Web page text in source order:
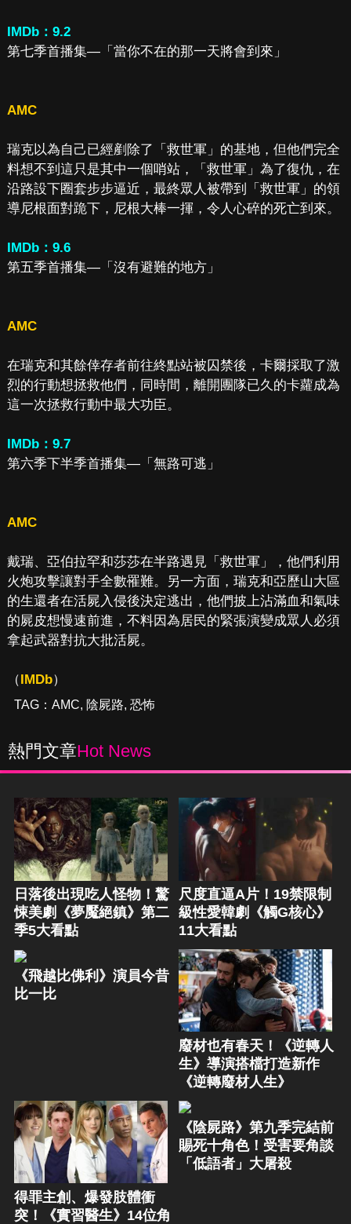
IMDb：9.2
第七季首播集—「當你不在的那一天將會到來」
AMC
瑞克以為自己已經剷除了「救世軍」的基地，但他們完全
料想不到這只是其中一個哨站，「救世軍」為了復仇，在
沿路設下圈套步步逼近，最終眾人被帶到「救世軍」的領
導尼根面對跪下，尼根大棒一揮，令人心碎的死亡到來。
IMDb：9.6
第五季首播集—「沒有避難的地方」
AMC
在瑞克和其餘倖存者前往終點站被囚禁後，卡爾採取了激
烈的行動想拯救他們，同時間，離開團隊已久的卡蘿成為
這一次拯救行動中最大功臣。
IMDb：9.7
第六季下半季首播集—「無路可逃」
AMC
戴瑞、亞伯拉罕和莎莎在半路遇見「救世軍」，他們利用
火炮攻擊讓對手全數罹難。另一方面，瑞克和亞歷山大區
的生還者在活屍入侵後決定逃出，他們披上沾滿血和氣味
的屍皮想慢速前進，不料因為居民的緊張演變成眾人必須
拿起武器對抗大批活屍。
（IMDb）
TAG： AMC, 陰屍路, 恐怖
熱門文章Hot News
日落後出現吃人怪物！驚
悚美劇《夢魘絕鎮》第二
季5大看點
尺度直逼A片！19禁限制
級性愛韓劇《觸G核心》
11大看點
《飛越比佛利》演員今昔
比一比
廢材也有春天！《逆轉人
生》導演搭檔打造新作
《逆轉廢材人生》
得罪主創、爆發肢體衝
突！《實習醫生》14位角
《陰屍路》第九季完結前
賜死十角色！受害要角談
「低語者」大屠殺